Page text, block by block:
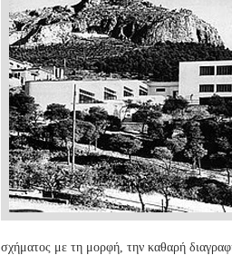
σχήματος με τη μορφή, την καθαρή